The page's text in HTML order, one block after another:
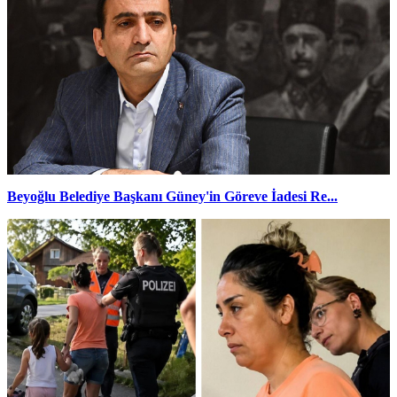
Beyoğlu Belediye Başkanı Güney'in Göreve İadesi Re...